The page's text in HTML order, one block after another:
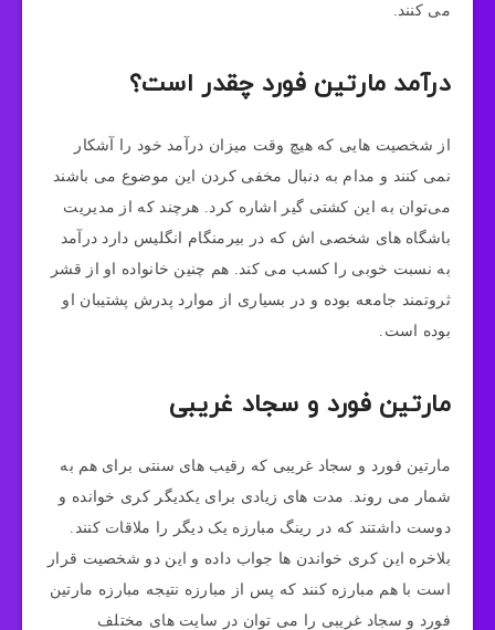
می کنند.
درآمد مارتین فورد چقدر است؟
از شخصیت هایی که هیچ وقت میزان درآمد خود را آشکار
نمی کنند و مدام به دنبال مخفی کردن این موضوع می باشند
می‌توان به این کشتی گیر اشاره کرد. هرچند که از مدیریت
باشگاه های شخصی اش که در بیرمنگام انگلیس دارد درآمد
به نسبت خوبی را کسب می کند. هم چنین خانواده او از قشر
ثروتمند جامعه بوده و در بسیاری از موارد پدرش پشتیبان او
بوده است.
مارتین فورد و سجاد غریبی
مارتین فورد و سجاد غریبی که رقیب های سنتی برای هم به
شمار می روند. مدت های زیادی برای یکدیگر کری‌ خوانده و
دوست داشتند که در رینگ مبارزه یک دیگر را ملاقات کنند.
بلاخره این کری خواندن ها جواب داده و این دو شخصیت قرار
است با هم مبارزه کنند که پس از مبارزه نتیجه مبارزه مارتین
فورد و سجاد غریبی را می‌ توان در سایت های مختلف